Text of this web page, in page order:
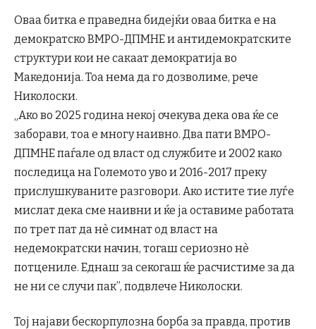
Оваa битка е праведна бидејќи оваа биткa е на
демократско ВМРО-ДПМНЕ и антидемократските
структури кои не сакаат демократија во
Македонија. Тоа нема да го дозволиме, рече
Николоски.
„Ако во 2025 година некој очекува дека ова ќе се
заборави, тоа е многу наивно. Два пати ВМРО-
ДПМНЕ паѓале од власт од службите и 2002 како
последица на Големото уво и 2016-2017 преку
прислушкуваните разговори. Ако истите тие луѓе
мислат дека сме наивни и ќе ја оставиме работата
по трет пат да нѐ симнат од власт на
недемократски начин, тогаш сериозно нѐ
потцениле. Еднаш за секогаш ќе расчистиме за да
не ни се случи пак”, подвлече Николоски.
Тој најави бескорпулозна борба за правда, против